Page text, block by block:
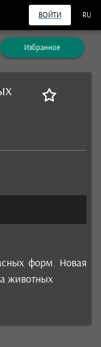
ВОЙТИ RU
Избранное
форм. Новая
животных